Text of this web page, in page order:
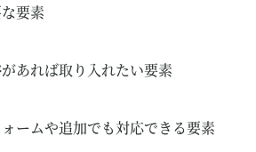
要素
あれば取り入れたい要素
ームや追加でも対応できる要素